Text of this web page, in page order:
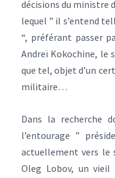
décisions du ministre
lequel ” il s’entend
“, préférant passer
Andreï Kokochine, le
que tel, objet d’un
militaire…
Dans la recherche
l’entourage ”
actuellement vers le
Oleg Lobov, un